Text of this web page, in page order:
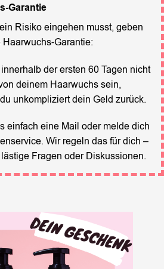
Garantie
Risiko eingehen musst, geben
Garantie:
der ersten 60 Tagen nicht
deinem Haarwuchs sein,
unkompliziert dein Geld zurück.
einfach eine Mail oder melde dich
Wir regeln das für dich –
Fragen oder Diskussionen.